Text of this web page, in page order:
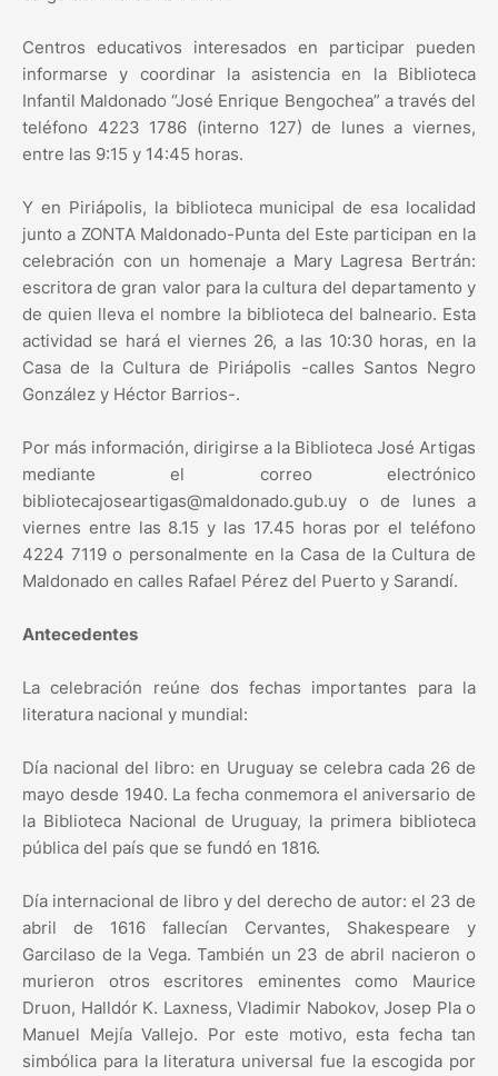
Centros educativos interesados en participar pueden
informarse y coordinar la asistencia en la Biblioteca
Infantil Maldonado “José Enrique Bengochea” a través del
teléfono 4223 1786 (interno 127) de lunes a viernes,
entre las 9:15 y 14:45 horas.
Y en Piriápolis, la biblioteca municipal de esa localidad
junto a ZONTA Maldonado-Punta del Este participan en la
celebración con un homenaje a Mary Lagresa Bertrán:
escritora de gran valor para la cultura del departamento y
de quien lleva el nombre la biblioteca del balneario. Esta
actividad se hará el viernes 26, a las 10:30 horas, en la
Casa de la Cultura de Piriápolis -calles Santos Negro
González y Héctor Barrios-.
Por más información, dirigirse a la Biblioteca José Artigas
mediante el correo electrónico
bibliotecajoseartigas@maldonado.gub.uy o de lunes a
viernes entre las 8.15 y las 17.45 horas por el teléfono
4224 7119 o personalmente en la Casa de la Cultura de
Maldonado en calles Rafael Pérez del Puerto y Sarandí.
Antecedentes
La celebración reúne dos fechas importantes para la
literatura nacional y mundial:
Día nacional del libro: en Uruguay se celebra cada 26 de
mayo desde 1940. La fecha conmemora el aniversario de
la Biblioteca Nacional de Uruguay, la primera biblioteca
pública del país que se fundó en 1816.
Día internacional de libro y del derecho de autor: el 23 de
abril de 1616 fallecían Cervantes, Shakespeare y
Garcilaso de la Vega. También un 23 de abril nacieron o
murieron otros escritores eminentes como Maurice
Druon, Halldór K. Laxness, Vladimir Nabokov, Josep Pla o
Manuel Mejía Vallejo. Por este motivo, esta fecha tan
simbólica para la literatura universal fue la escogida por